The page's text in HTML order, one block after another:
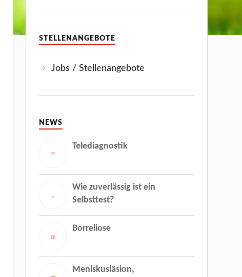
STELLENANGEBOTE
Jobs / Stellenangebote
NEWS
Telediagnostik
Wie zuverlässig ist ein
Selbsttest?
Borreliose
Meniskusläsion,